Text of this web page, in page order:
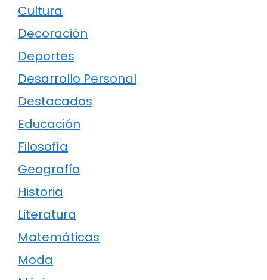
Cultura
Decoración
Deportes
Desarrollo Personal
Destacados
Educación
Filosofía
Geografía
Historia
Literatura
Matemáticas
Moda